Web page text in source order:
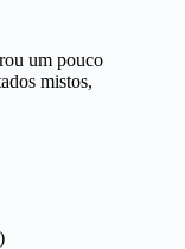
um pouco
mistos,